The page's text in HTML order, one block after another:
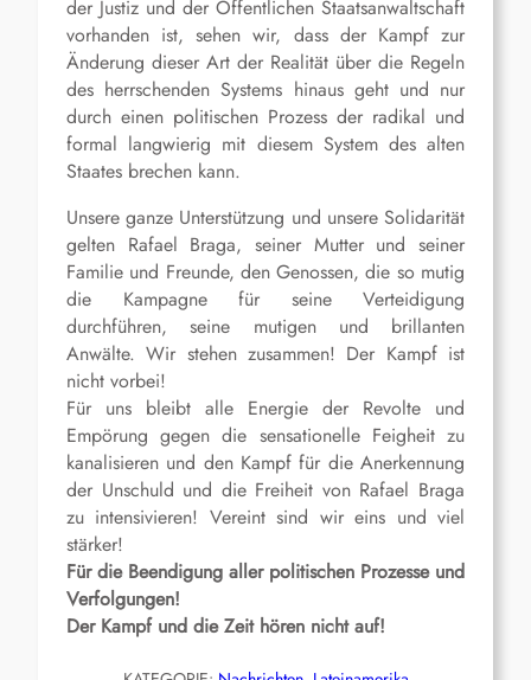
der Justiz und der Öffentlichen Staatsanwaltschaft
vorhanden ist, sehen wir, dass der Kampf zur
Änderung dieser Art der Realität über die Regeln
des herrschenden Systems hinaus geht und nur
durch einen politischen Prozess der radikal und
formal langwierig mit diesem System des alten
Staates brechen kann.
Unsere ganze Unterstützung und unsere Solidarität
gelten Rafael Braga, seiner Mutter und seiner
Familie und Freunde, den Genossen, die so mutig
die Kampagne für seine Verteidigung
durchführen, seine mutigen und brillanten
Anwälte. Wir stehen zusammen! Der Kampf ist
nicht vorbei!
Für uns bleibt alle Energie der Revolte und
Empörung gegen die sensationelle Feigheit zu
kanalisieren und den Kampf für die Anerkennung
der Unschuld und die Freiheit von Rafael Braga
zu intensivieren! Vereint sind wir eins und viel
stärker!
Für die Beendigung aller politischen Prozesse und
Verfolgungen!
Der Kampf und die Zeit hören nicht auf!